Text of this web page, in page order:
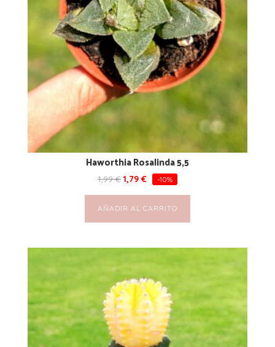
Haworthia Rosalinda 5,5
1,99€ 1,79 € -10%
AÑADIR AL CARRITO